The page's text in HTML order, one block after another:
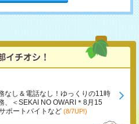
なし＆電話なし！ゆっくりの11時
、＜SEKAI NO OWARI＊8月15
ポートバイトなど (8/7UP!)